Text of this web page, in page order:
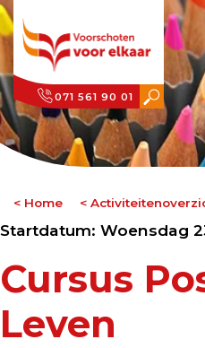
071 561 90 01
Home
Startdatum: Woensdag
Cursus
Leven